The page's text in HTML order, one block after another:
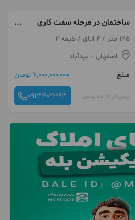
ساختمان در مرحله سفت کاری
واقع در خیابان مسجد سید
145 متر / 4 اتاق / طبقه 2
اصفهان - بیدآباد
مبلغ
7,000,000,000 تومان
بیش از 12 ماه پیش 091340***93